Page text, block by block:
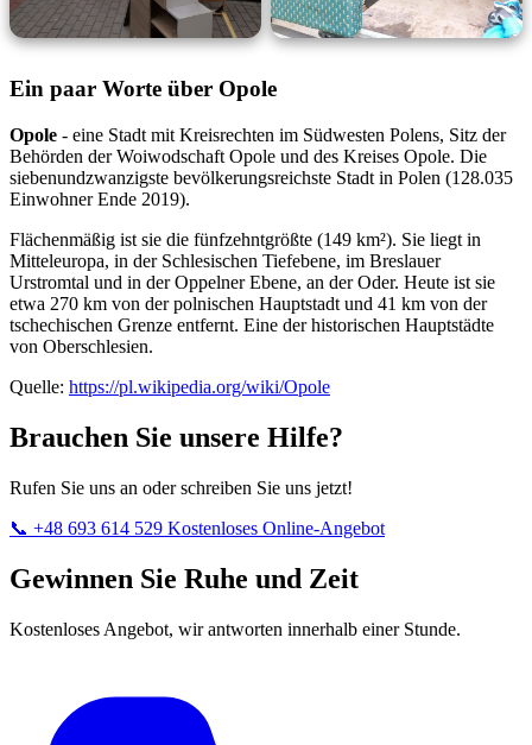
Ein paar Worte über Opole
Opole - eine Stadt mit Kreisrechten im Südwesten Polens, Sitz der
Behörden der Woiwodschaft Opole und des Kreises Opole. Die
siebenundzwanzigste bevölkerungsreichste Stadt in Polen (128.035
Einwohner Ende 2019).
Flächenmäßig ist sie die fünfzehntgrößte (149 km²). Sie liegt in
Mitteleuropa, in der Schlesischen Tiefebene, im Breslauer
Urstromtal und in der Oppelner Ebene, an der Oder. Heute ist sie
etwa 270 km von der polnischen Hauptstadt und 41 km von der
tschechischen Grenze entfernt. Eine der historischen Hauptstädte
von Oberschlesien.
Quelle: https://pl.wikipedia.org/wiki/Opole
Brauchen Sie unsere Hilfe?
Rufen Sie uns an oder schreiben Sie uns jetzt!
📞 +48 693 614 529 Kostenloses Online-Angebot
Gewinnen Sie Ruhe und Zeit
Kostenloses Angebot, wir antworten innerhalb einer Stunde.